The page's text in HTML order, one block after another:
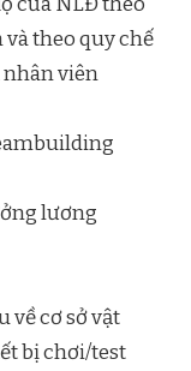
theo quy chế
nhân viên
lương
về cơ sở vật
bị chơi/test